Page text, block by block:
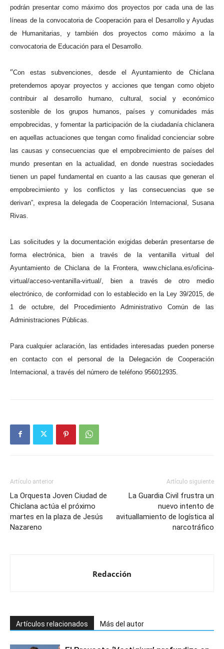
podrán presentar como máximo dos proyectos por cada una de las
líneas de la convocatoria de Cooperación para el Desarrollo y Ayudas
de Humanitarias, y también dos proyectos como máximo a la
convocatoria de Educación para el Desarrollo.
“Con estas subvenciones, desde el Ayuntamiento de Chiclana
pretendemos apoyar proyectos y acciones que tengan como objeto
contribuir al desarrollo humano, cultural, social y económico
sostenible de los grupos humanos, países y comunidades más
empobrecidas, y fomentar la participación de la ciudadanía chiclanera
en aquellas actuaciones que tengan como finalidad concienciar sobre
las causas y consecuencias que el empobrecimiento de países del
mundo presentan en la actualidad, en donde nuestras sociedades
tienen un papel fundamental en cuanto a las causas que generan el
empobrecimiento y los conflictos y las consecuencias que se
derivan”, expresa la delegada de Cooperación Internacional, Susana
Rivas.
Las solicitudes y la documentación exigidas deberán presentarse de
forma electrónica, bien a través de la ventanilla virtual del
Ayuntamiento de Chiclana de la Frontera, www.chiclana.es/oficina-
virtual/acceso-ventanilla-virtual/, bien a través de otro medio
electrónico, de conformidad con lo establecido en la Ley 39/2015, de
1 de octubre, del Procedimiento Administrativo Común de las
Administraciones Públicas.
Para cualquier aclaración, las entidades interesadas pueden ponerse
en contacto con el personal de la Delegación de Cooperación
Internacional, a través del número de teléfono 956012935.
Artículo anterior
La Orquesta Joven Ciudad de
Chiclana actúa el próximo
martes en la plaza de Jesús
Nazareno
Artículo siguiente
La Guardia Civil frustra un
nuevo intento de
avituallamiento de logística al
narcotráfico
Redacción
Artículos relacionados Más del autor